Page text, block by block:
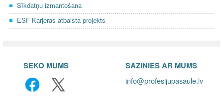
Sīkdatņu izmantošana
ESF Karjeras atbalsta projekts
SEKO MUMS SAZINIES AR MUMS
info@profesijupasaule.lv